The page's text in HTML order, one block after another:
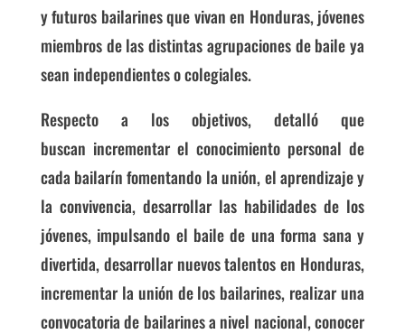
y futuros bailarines que vivan en Honduras, jóvenes
miembros de las distintas agrupaciones de baile ya
sean independientes o colegiales.
Respecto a los objetivos, detalló que
buscan incrementar el conocimiento personal de
cada bailarín fomentando la unión, el aprendizaje y
la convivencia, desarrollar las habilidades de los
jóvenes, impulsando el baile de una forma sana y
divertida, desarrollar nuevos talentos en Honduras,
incrementar la unión de los bailarines, realizar una
convocatoria de bailarines a nivel nacional, conocer